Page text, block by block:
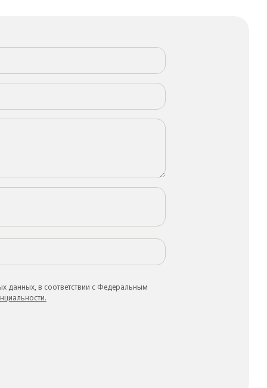
данных, в соответствии с Федеральным